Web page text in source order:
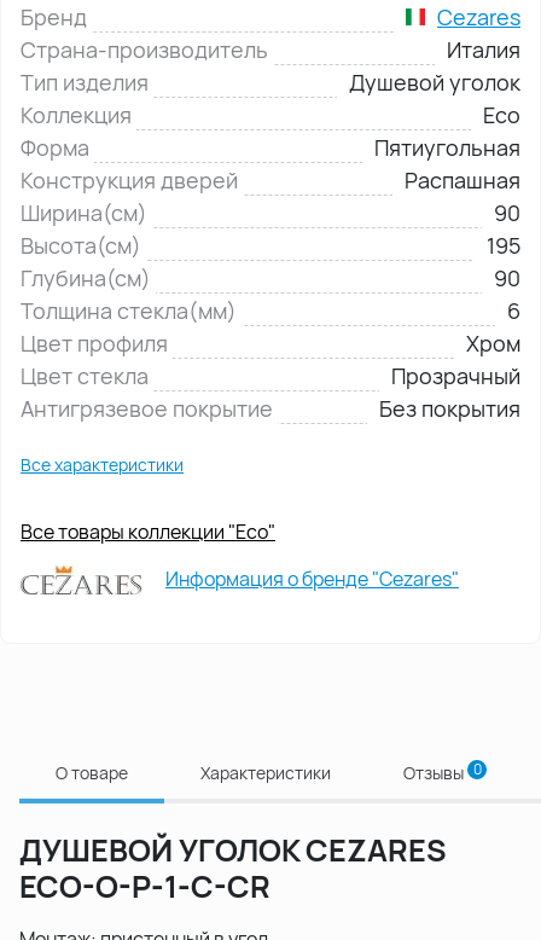
Бренд
Cezares
Страна-производитель
Италия
Тип изделия
Душевой уголок
Коллекция
Eco
Форма
Пятиугольная
Конструкция дверей
Распашная
Ширина(см)
90
Высота(см)
195
Глубина(см)
90
Толщина стекла(мм)
6
Цвет профиля
Хром
Цвет стекла
Прозрачный
Антигрязевое покрытие
Без покрытия
Все характеристики
Все товары коллекции "Eco"
Информация о бренде "Cezares"
О товаре Характеристики Отзывы 0
ДУШЕВОЙ УГОЛОК CEZARES
ECO-O-P-1-C-CR